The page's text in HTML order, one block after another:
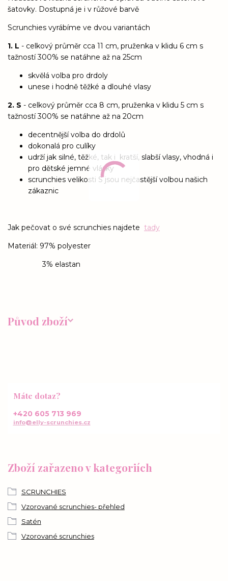
šatovky. Dostupná je i v růžové barvě
Scrunchies vyrábíme ve dvou variantách
1. L - celkový průměr cca 11 cm, pruženka v klidu 6 cm s
tažností 300% se natáhne až na 25cm
skvělá volba pro drdoly
unese i hodně těžké a dlouhé vlasy
2. S - celkový průměr cca 8 cm, pruženka v klidu 5 cm s
tažností 300% se natáhne až na 20cm
decentnější volba do drdolů
dokonalá pro culíky
udrží jak silné, těžké, tak i kratší, slabší vlasy, vhodná i
pro dětské jemné vlásky
scrunchies velikosti S jsou nejčastější volbou našich
zákaznic
Jak pečovat o své scrunchies najdete tady
Materiál: 97% polyester
3% elastan
Původ zboží
Zboží zařazeno v kategoriích
SCRUNCHIES
Vzorované scrunchies- přehled
Satén
Vzorované scrunchies
Máte dotaz?
+420 605 713 969
info@elly-scrunchies.cz